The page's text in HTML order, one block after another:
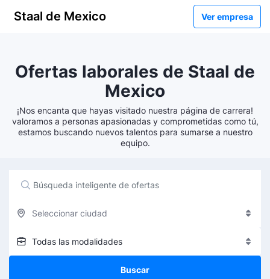
Staal de Mexico Ver empresa
Ofertas laborales de Staal de
Mexico
¡Nos encanta que hayas visitado nuestra página de carrera!
valoramos a personas apasionadas y comprometidas como tú,
estamos buscando nuevos talentos para sumarse a nuestro
equipo.
Seleccionar ciudad
Todas las modalidades
Buscar